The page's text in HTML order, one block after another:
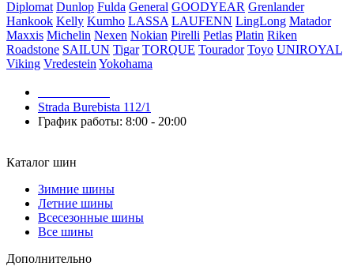
Diplomat Dunlop Fulda General GOODYEAR Grenlander
Hankook Kelly Kumho LASSA LAUFENN LingLong Matador
Maxxis Michelin Nexen Nokian Pirelli Petlas Platin Riken
Roadstone SAILUN Tigar TORQUE Tourador Toyo UNIROYAL
Viking Vredestein Yokohama
Strada Burebista 112/1
График работы: 8:00 - 20:00
Каталог шин
Зимние шины
Летние шины
Всесезонные шины
Все шины
Дополнительно